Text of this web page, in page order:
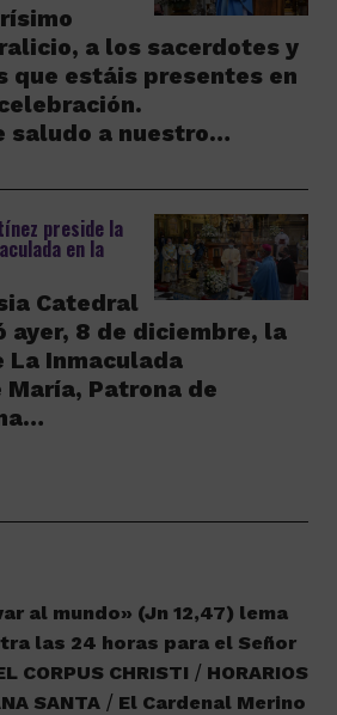
a los sacerdotes y
que estáis presentes en
saludo a nuestro…
preside la
en la
Catedral
ayer, 8 de diciembre, la
La Inmaculada
María, Patrona de
al mundo» (Jn 12,47) lema
las 24 horas para el Señor
CORPUS CHRISTI
HORARIOS
SANTA
El Cardenal Merino